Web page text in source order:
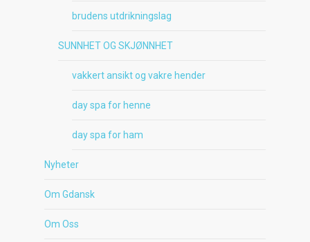
brudens utdrikningslag
SUNNHET OG SKJØNNHET
vakkert ansikt og vakre hender
day spa for henne
day spa for ham
Nyheter
Om Gdansk
Om Oss